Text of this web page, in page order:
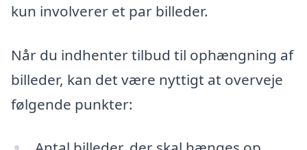
kun involverer et par billeder.
Når du indhenter tilbud til ophængning af
billeder, kan det være nyttigt at overveje
følgende punkter: